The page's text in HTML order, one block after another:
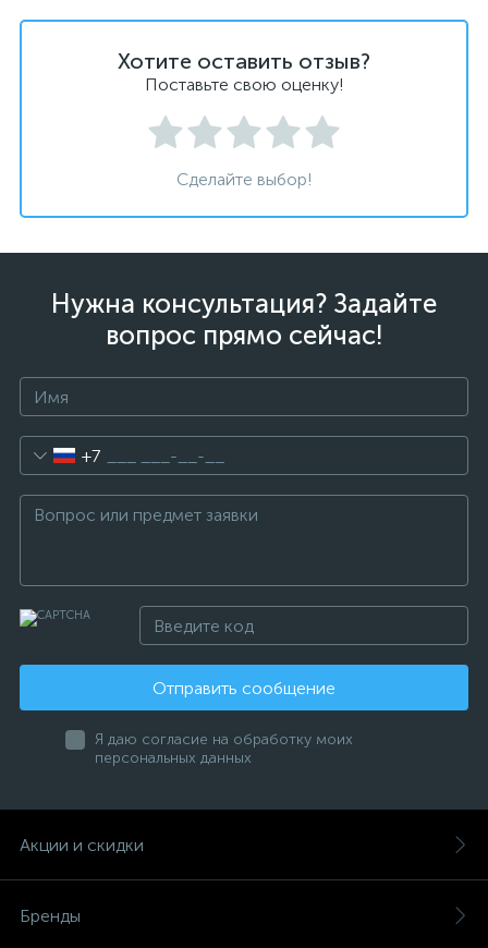
Хотите оставить отзыв?
Поставьте свою оценку!
Сделайте выбор!
Нужна консультация? Задайте
вопрос прямо сейчас!
+7
Отправить сообщение
Я даю согласие на обработку моих
персональных данных
Акции и скидки
Бренды